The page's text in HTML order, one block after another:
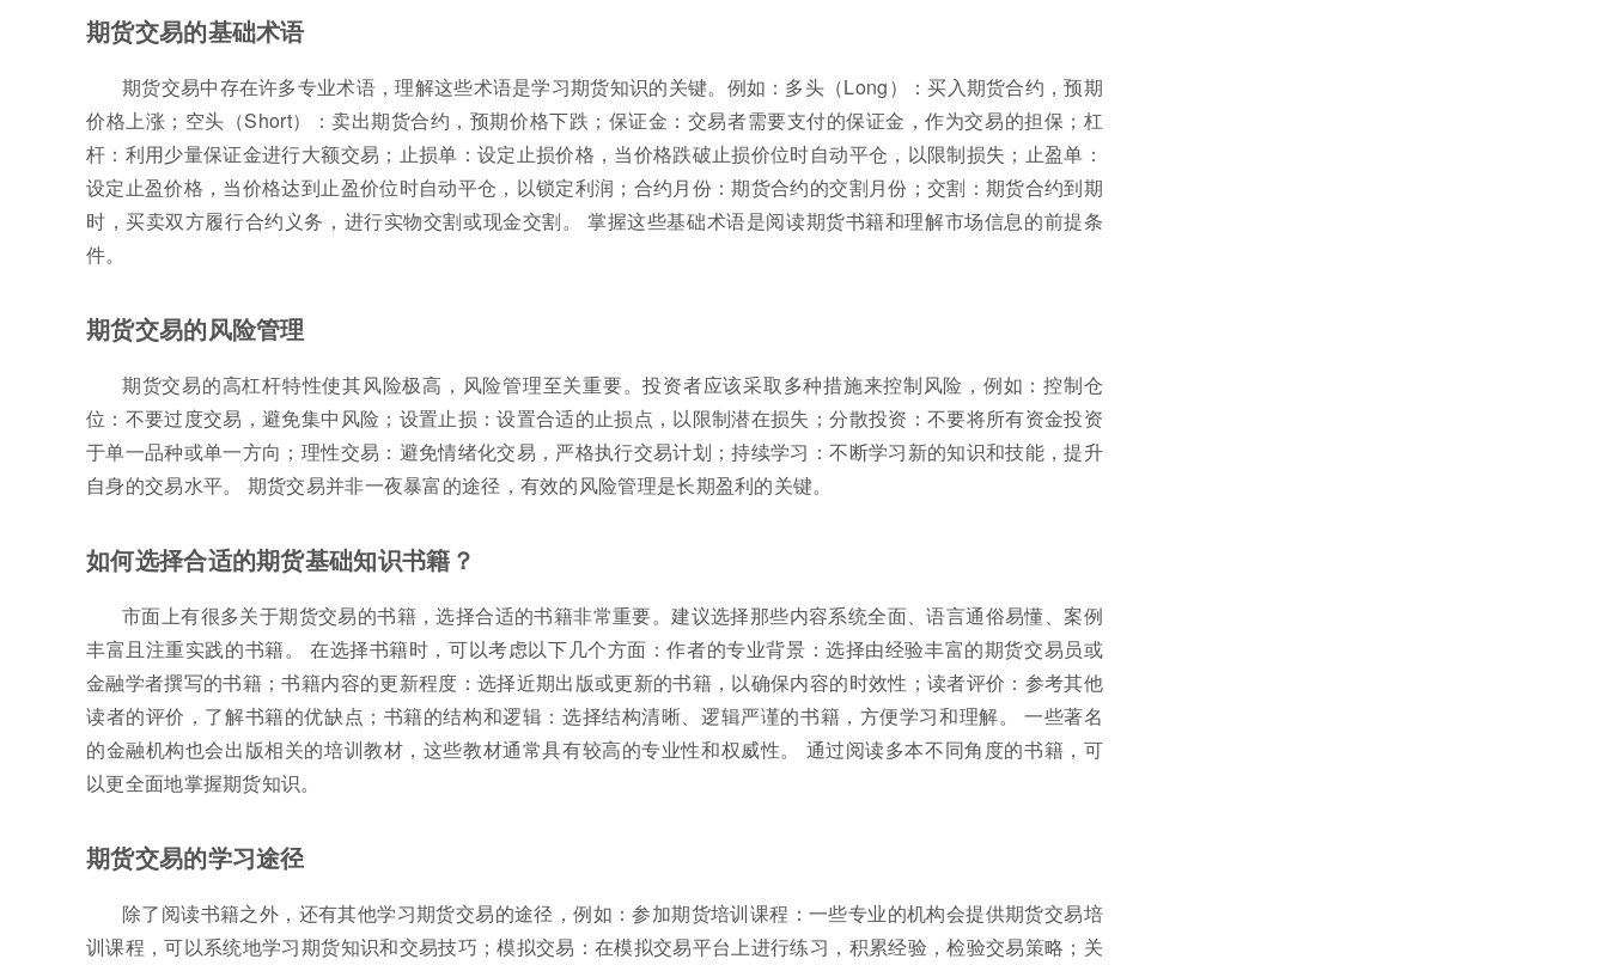
期货交易的基础术语
期货交易中存在许多专业术语，理解这些术语是学习期货知识的关键。例如：多头（Long）：买入期货合约，预期
价格上涨；空头（Short）：卖出期货合约，预期价格下跌；保证金：交易者需要支付的保证金，作为交易的担保；杠
杆：利用少量保证金进行大额交易；止损单：设定止损价格，当价格跌破止损价位时自动平仓，以限制损失；止盈单：
设定止盈价格，当价格达到止盈价位时自动平仓，以锁定利润；合约月份：期货合约的交割月份；交割：期货合约到期
时，买卖双方履行合约义务，进行实物交割或现金交割。 掌握这些基础术语是阅读期货书籍和理解市场信息的前提条
件。
期货交易的风险管理
期货交易的高杠杆特性使其风险极高，风险管理至关重要。投资者应该采取多种措施来控制风险，例如：控制仓
位：不要过度交易，避免集中风险；设置止损：设置合适的止损点，以限制潜在损失；分散投资：不要将所有资金投资
于单一品种或单一方向；理性交易：避免情绪化交易，严格执行交易计划；持续学习：不断学习新的知识和技能，提升
自身的交易水平。 期货交易并非一夜暴富的途径，有效的风险管理是长期盈利的关键。
如何选择合适的期货基础知识书籍？
市面上有很多关于期货交易的书籍，选择合适的书籍非常重要。建议选择那些内容系统全面、语言通俗易懂、案例
丰富且注重实践的书籍。 在选择书籍时，可以考虑以下几个方面：作者的专业背景：选择由经验丰富的期货交易员或
金融学者撰写的书籍；书籍内容的更新程度：选择近期出版或更新的书籍，以确保内容的时效性；读者评价：参考其他
读者的评价，了解书籍的优缺点；书籍的结构和逻辑：选择结构清晰、逻辑严谨的书籍，方便学习和理解。 一些著名
的金融机构也会出版相关的培训教材，这些教材通常具有较高的专业性和权威性。 通过阅读多本不同角度的书籍，可
以更全面地掌握期货知识。
期货交易的学习途径
除了阅读书籍之外，还有其他学习期货交易的途径，例如：参加期货培训课程：一些专业的机构会提供期货交易培
训课程，可以系统地学习期货知识和交易技巧；模拟交易：在模拟交易平台上进行练习，积累经验，检验交易策略；关